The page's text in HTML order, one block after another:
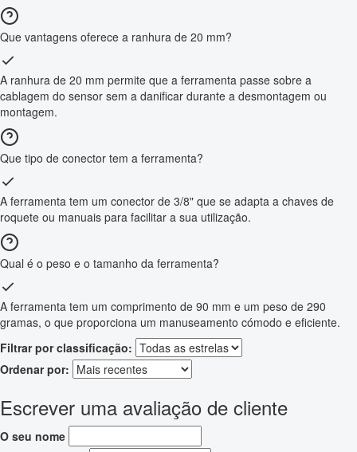
Que vantagens oferece a ranhura de 20 mm?
A ranhura de 20 mm permite que a ferramenta passe sobre a
cablagem do sensor sem a danificar durante a desmontagem ou
montagem.
Que tipo de conector tem a ferramenta?
A ferramenta tem um conector de 3/8" que se adapta a chaves de
roquete ou manuais para facilitar a sua utilização.
Qual é o peso e o tamanho da ferramenta?
A ferramenta tem um comprimento de 90 mm e um peso de 290
gramas, o que proporciona um manuseamento cómodo e eficiente.
Filtrar por classificação:
Ordenar por:
Escrever uma avaliação de cliente
O seu nome